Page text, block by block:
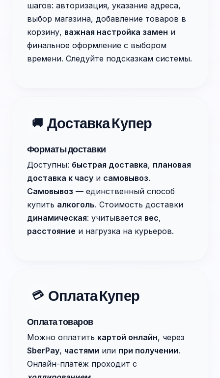
шагов: авторизация, указание адреса,
выбор магазина, добавление товаров в
корзину, важная настройка замен и
финальное оформление с выбором
времени. Следуйте подсказкам системы.
🚚 Доставка Купер
Форматы доставки
Доступны: быстрая доставка, плановая
доставка к часу и самовывоз.
Самовывоз — единственный способ
купить алкоголь. Стоимость доставки
динамическая: учитывается вес,
расстояние и нагрузка на курьеров.
💳 Оплата Купер
Оплата товаров
Можно оплатить картой онлайн, через
SberPay, частями или при получении.
Онлайн-платёж проходит с